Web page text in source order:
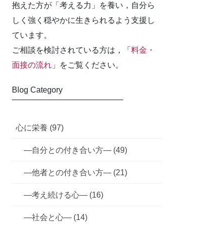
抱えた方が「考える力」を養い，自分ら
しく強く穏やかに生きられるよう支援し
ています。
ご相談を検討されている方は，「料金・
面接の流れ 」をご覧ください。
Blog Category
――――――――――――――
心に栄養 (97)
—自分との付き合い方— (49)
—他者との付き合い方— (21)
—考え続ける心— (16)
—社会と心— (14)